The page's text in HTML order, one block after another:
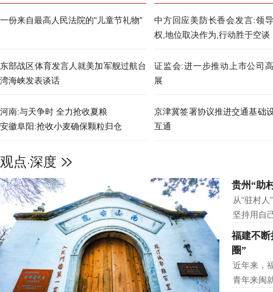
一份来自最高人民法院的"儿童节礼物"
中方回应美防长香会发言:领
权,地位取决作为,行动胜于空谈
东部战区体育发言人就美加军舰过航台
湾海峡发表谈话
证监会:进一步推动上市公司
展
河南:与天争时 全力抢收夏粮
安徽阜阳:抢收小麦确保颗粒归仓
京津冀签署协议推进交通基础
互通
观点·深度
贵州“助
从“驻村
坚持用自
福建不断
圈”
近年来，
青年来闽